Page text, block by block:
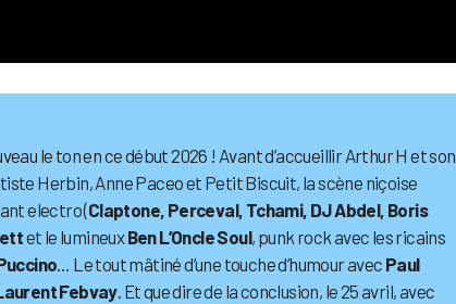
le ton en ce début 2026 ! Avant d’accueillir Arthur H et son
Herbin, Anne Paceo et Petit Biscuit, la scène niçoise
electro (Claptone, Perceval, Tchami, DJ Abdel, Boris
et le lumineuxBen L’Oncle Soul, punk rock avec les ricains
… Le tout mâtiné d’une touche d’humour avec Paul
Febvay. Et que dire de la conclusion, le 25 avril, avec